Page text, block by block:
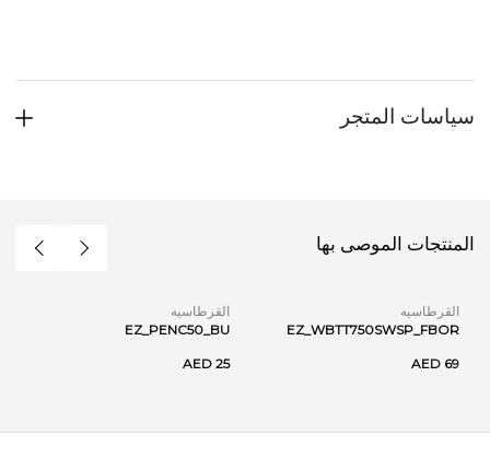
سياسات المتجر
المنتجات الموصى بها
القرطاسيه
EZ_WBTT750SWSP_FBOR
AED 69
القرطاسيه
EZ_PENC50_BU
AED 25